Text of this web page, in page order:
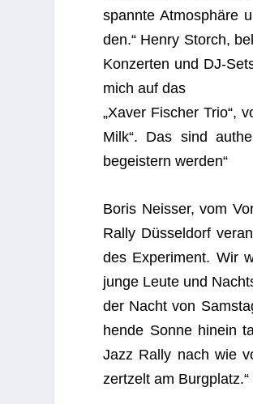
spannte Atmosphäre
den.“ Henry Storch,
Kon­zer­ten und DJ-
mich auf das
„Xaver Fischer Trio“,
Milk“. Das sind
begeis­tern werden“
Boris Neis­ser, vom
Rally Düsseldorf
des Expe­ri­ment. Wir
junge Leute und
der Nacht von
hende Sonne hin­ein
Jazz Rally nach wie
zert­zelt am Burgplatz.“